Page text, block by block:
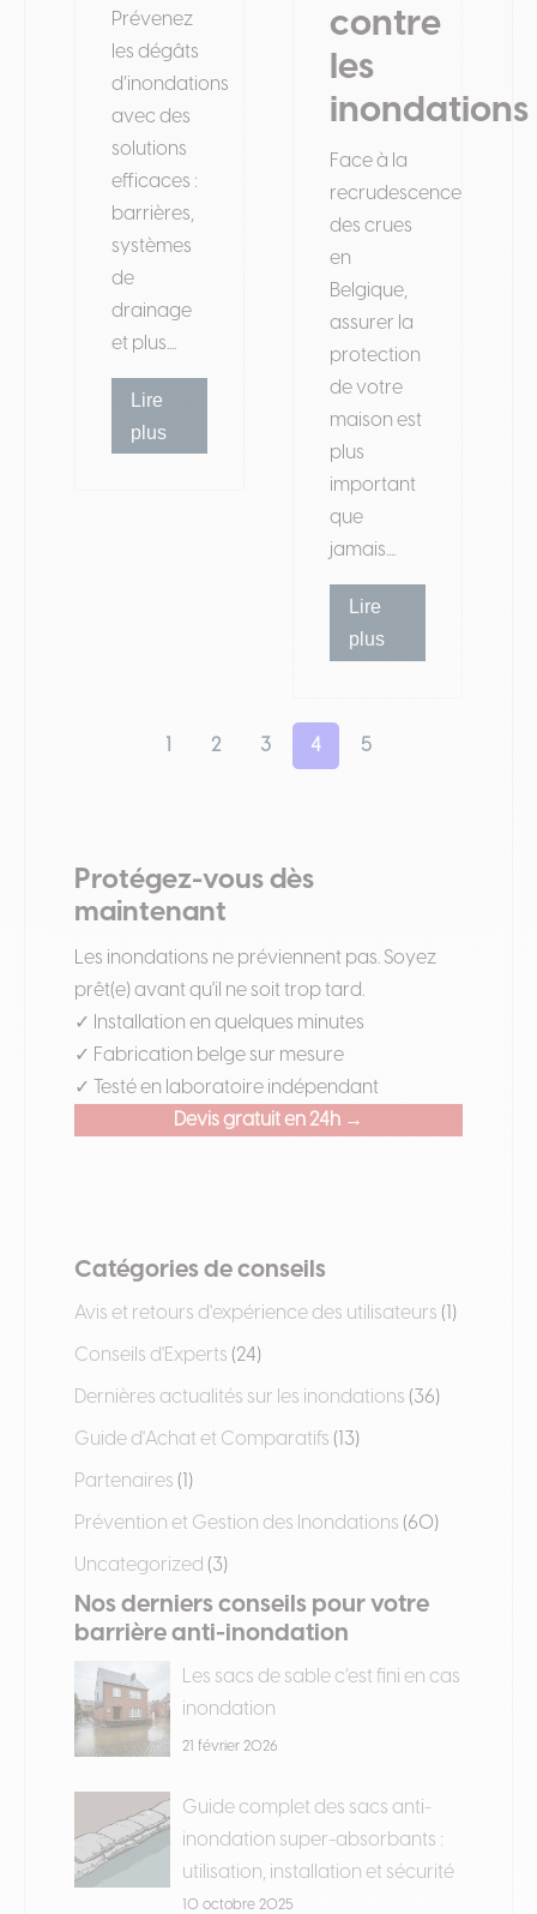
Prévenez
les dégâts
d’inondations
avec des
solutions
efficaces :
barrières,
systèmes
de
drainage
et plus....
Lire
plus
contre
les
inondations
Face à la
recrudescence
des crues
en
Belgique,
assurer la
protection
de votre
maison est
plus
important
que
jamais....
Lire
plus
2 3 4 5
Protégez-vous dès
maintenant
Les inondations ne préviennent pas. Soyez
prêt(e) avant qu'il ne soit trop tard.
✓ Installation en quelques minutes
✓ Fabrication belge sur mesure
✓ Testé en laboratoire indépendant
Devis gratuit en 24h →
Catégories de conseils
Avis et retours d'expérience des utilisateurs (1)
Conseils d'Experts (24)
Dernières actualités sur les inondations (36)
Guide d'Achat et Comparatifs (13)
Partenaires (1)
Prévention et Gestion des Inondations (60)
Uncategorized (3)
Nos derniers conseils pour votre
barrière anti-inondation
Les sacs de sable c’est fini en cas
inondation
21 février 2026
Guide complet des sacs anti-
inondation super-absorbants :
utilisation, installation et sécurité
10 octobre 2025